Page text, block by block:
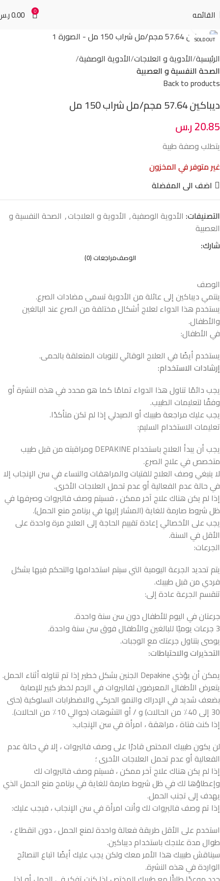
القائمه 0
0.00
SOLD OUT
الرئيسية الأدوية و العلاجات الأدوية الوصفية
الصحة النفسية و العصبية
Back to products
ديباكين 57.64 مجم/مل شراب 150 مل
20.85ر.س
يتطلب وصفة طبية
غير متوفر في المخزون
اضف الى المفضلة
التصنيفات: الأدوية الوصفية, الأدوية و العلاجات, الصحة النفسية و
العصبية
شارك:
الوصفمراجعات (0)
الوصف
ينتمي ديباكين إلى عائلة من الأدوية تسمى مضادات الصرع.
يستخدم هذا الدواء لعلاج أشكال مختلفة من الصرع عند البالغين
والأطفال.
في الأطفال:
يستخدم أيضًا في العلاج الوقائي للنوبات المتعلقة بالحمى.
إرشادات الاستخدام:
يجب دائمًا تناول هذا الدواء تمامًا كما هو محدد في هذه النشرة أو
وفقًا لتعليمات الطبيب.
يجب عليك مراجعة طبيبك أو الصيدلي إذا لم تكن متأكدًا.
تعليمات الاستخدام السليم:
يجب أن يبدأ العلاج باستخدام DEPAKINE ومراقبته من قبل طبيب
متخصص في علاج الصرع.
لا ينبغي وصف العلاج للفتيات والمراهقات والنساء في سن الإنجاب إلا
في حالة عدم الفعالية أو عدم تحمل العلاجات الأخرى.
إذا لم يكن هناك علاج آخر ممكن ، فسيتم وصف فالبروات وصرفها في
ظل شروط صارمة للغاية (المشار إليها في برنامج منع الحمل).
يجب على الأخصائي إعادة تقييم الحاجة إلى العلاج مرة واحدة على
الأقل في السنة.
الجرعات:
يتم تحديد الجرعة اليومية التي سيتم استخدامها والتحكم فيها بشكل
فردي من قبل طبيبك.
تنقسم الجرعة عادة إلى:
جرعتان في اليوم للأطفال دون سن سنة واحدة.
3 جرعات يوميًا للبالغين والأطفال فوق سن سنة واحدة.
يوصى بتناول جرعتك مع الوجبات.
التحذيرات والاحتياطات:
يمكن أن يؤذي Depakine الجنين بشكل خطير إذا تم تناوله أثناء الحمل.
يتعرض الأطفال المعرضون لفالبروات في الرحم لخطر كبير للإصابة
بضعف شديد في الإدراك والنمو الحركي والاضطرابات السلوكية (حتى
30 إلى 40٪ من الحالات) و / أو التشوهات (حوالي 10٪ من الحالات).
إذا كنت فتاة ، مراهقة ، امرأة في سن الإنجاب:
لن يكون طبيبك المختص قادرًا على وصف فالبروات ، إلا في حالة عدم
الفعالية أو عدم تحمل العلاجات الأخرى ؛
إذا لم يكن هناك علاج آخر ممكن ، فسيتم وصف فالبروات لك
وإعطاؤها لك في ظل شروط صارمة للغاية في برنامج منع الحمل الذي
يهدف إلى تجنب الحمل.
إذا تم وصف فالبروات لك وأنت امرأة في سن الإنجاب ، فيجب عليك:
استخدم على الأقل طريقة فعالة واحدة لمنع الحمل ، دون انقطاع ،
طوال مدة علاجك باستخدام ديباكين.
سيناقش طبيبك هذا الأمر معك ولكن يجب عليك أيضًا اتباع النصائح
الواردة في هذه النشرة.